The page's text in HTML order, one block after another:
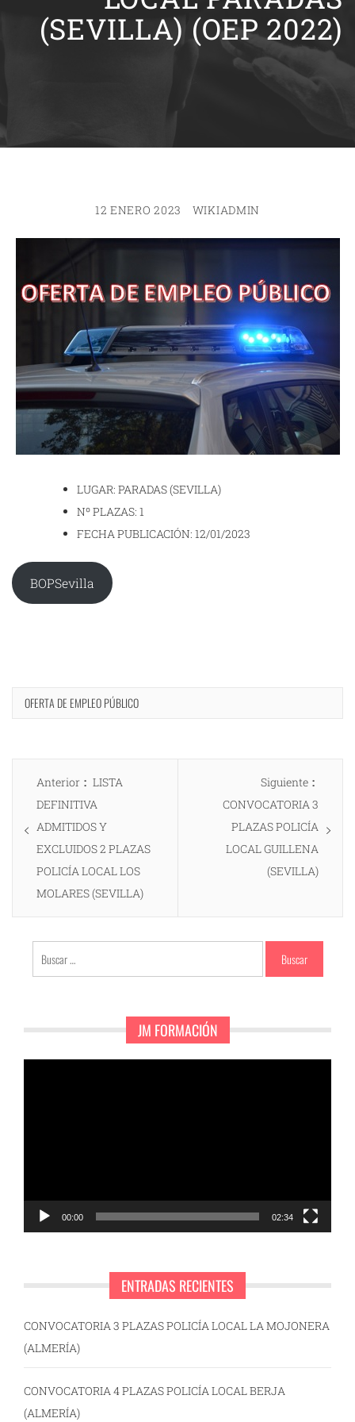
(SEVILLA) (OEP 2022)
12 ENERO 2023 WIKIADMIN
LUGAR: PARADAS (SEVILLA)
Nº PLAZAS: 1
FECHA PUBLICACIÓN: 12/01/2023
BOPSevilla
OFERTA DE EMPLEO PÚBLICO
Navegación
entradas
Anterior
Entrada
anterior:
LISTA
DEFINITIVA
ADMITIDOS Y
EXCLUIDOS 2 PLAZAS
POLICÍA LOCAL LOS
MOLARES (SEVILLA)
Siguiente
CONVOCATORIA 3
PLAZAS POLICÍA
LOCAL GUILLENA
(SEVILLA)
Buscar:
JM FORMACIÓN
00:00 02:34
ENTRADAS RECIENTES
CONVOCATORIA 3 PLAZAS POLICÍA LOCAL LA MOJONERA
(ALMERÍA)
CONVOCATORIA 4 PLAZAS POLICÍA LOCAL BERJA
(ALMERÍA)